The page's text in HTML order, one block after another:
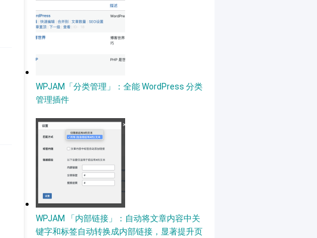
WPJAM「分类管理」：全能 WordPress 分类
管理插件
WPJAM 「内部链接」：自动将文章内容中关
键字和标签自动转换成内部链接，显著提升页